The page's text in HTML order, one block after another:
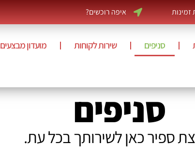
איפה רוכשים?
סניפים שירות לקוחות מועדון מבצעים
סניפים
ספיר כאן לשירותך בכל עת.